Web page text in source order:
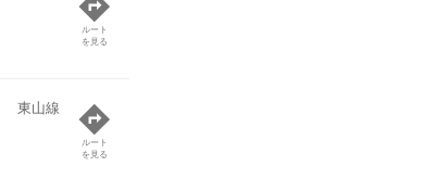
ルート
を見る
東山線
ルート
を見る